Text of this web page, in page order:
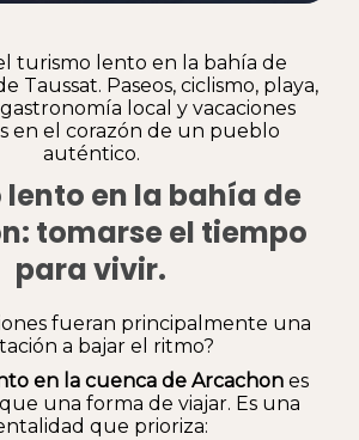
turismo lento en la bahía de
Taussat. Paseos, ciclismo, playa,
local y vacaciones
en el corazón de un pueblo
auténtico.
lento en la bahía de
tomarse el tiempo
para vivir.
fueran principalmente una
a bajar el ritmo?
en la cuenca de Arcachones
una forma de viajar. Es una
que prioriza: